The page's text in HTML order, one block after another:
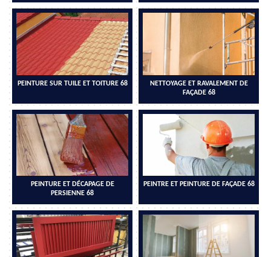
PEINTURE SUR TUILE ET TOITURE 68
NETTOYAGE ET RAVALEMENT DE
FAÇADE 68
PEINTURE ET DÉCAPAGE DE
PERSIENNE 68
PEINTRE ET PEINTURE DE FAÇADE 68